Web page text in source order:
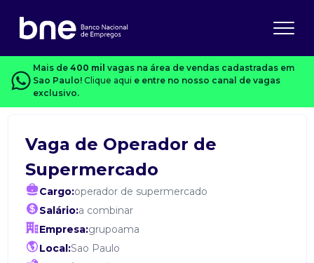
Mais de 400 mil vagas na área de vendas cadastradas em
Sao Paulo! Clique aqui e entre no nosso canal de vagas
exclusivo.
Vaga de Operador de
Supermercado
Cargo:operador de supermercado
Salário:a combinar
Empresa:grupoama
Local:Sao Paulo